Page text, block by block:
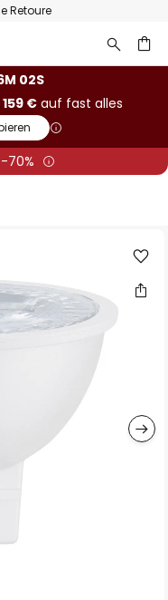
Retoure
01S
159 €auf fast alles
70%